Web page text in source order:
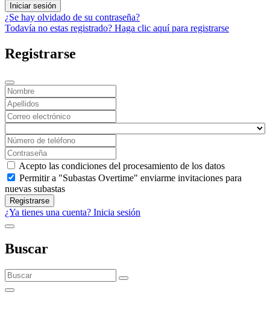
Iniciar sesión
¿Se hay olvidado de su contraseña?
Todavía no estas registrado? Haga clic aquí para registrarse
Registrarse
Acepto las condiciones del procesamiento de los datos
Permitir a "Subastas Overtime" enviarme invitaciones para
nuevas subastas
Registrarse
¿Ya tienes una cuenta? Inicia sesión
Buscar